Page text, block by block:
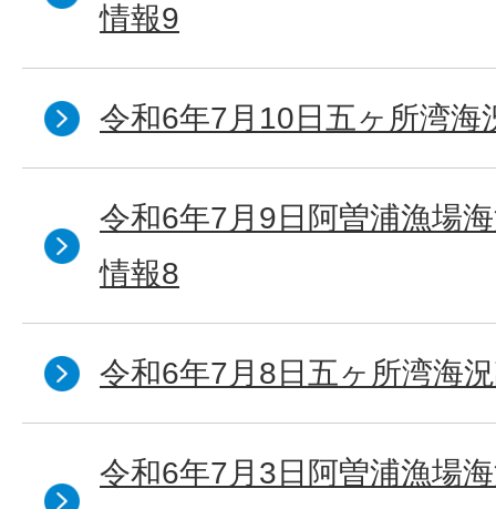
情報9
令和6年7月10日五ヶ所湾海
令和6年7月9日阿曽浦漁場
情報8
令和6年7月8日五ヶ所湾海
令和6年7月3日阿曽浦漁場